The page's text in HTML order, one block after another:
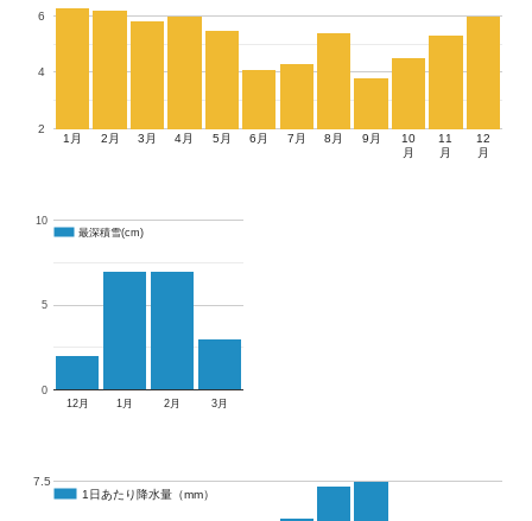
1月 2月 3月 4月 5月 6月 7月 8月 9月
10
月
11
月
12
月
2
4
6
12月 1月 2月 3月
0
5
10
最深積雪(cm)
最深積雪(cm)
7.5
1日あたり降水量（mm）
1日あたり降水量（mm）